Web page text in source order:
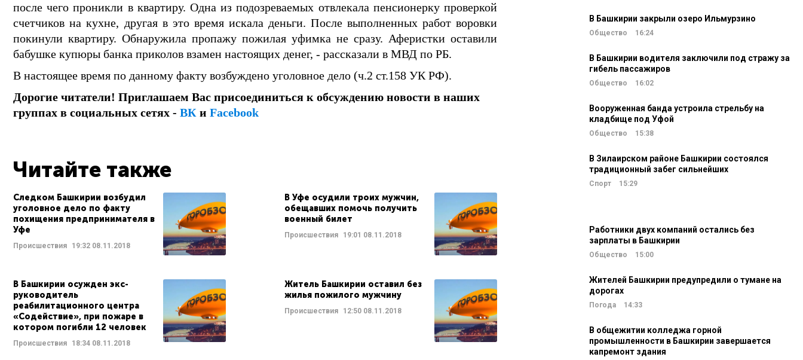
после чего проникли в квартиру. Одна из подозреваемых отвлекала пенсионерку проверкой
счетчиков на кухне, другая в это время искала деньги. После выполненных работ воровки
покинули квартиру. Обнаружила пропажу пожилая уфимка не сразу. Аферистки оставили
бабушке купюры банка приколов взамен настоящих денег, - рассказали в МВД по РБ.
В настоящее время по данному факту возбуждено уголовное дело (ч.2 ст.158 УК РФ).
Дорогие читатели! Приглашаем Вас присоединиться к обсуждению новости в наших
группах в социальных сетях - ВК и Facebook
Читайте также
Следком Башкирии возбудил
уголовное дело по факту
похищения предпринимателя в
Уфе
Происшествия 19:32 08.11.2018
В Уфе осудили троих мужчин,
обещавших помочь получить
военный билет
Происшествия 19:01 08.11.2018
В Башкирии осужден экс-
руководитель
реабилитационного центра
«Содействие», при пожаре в
котором погибли 12 человек
Происшествия 18:34 08.11.2018
Житель Башкирии оставил без
жилья пожилого мужчину
Происшествия 12:5008.11.2018
В Башкирии закрыли озеро Ильмурзино
Общество 16:24
В Башкирии водителя заключили под стражу за
гибель пассажиров
Общество 16:02
Вооруженная банда устроила стрельбу на
кладбище под Уфой
Общество 15:38
В Зилаирском районе Башкирии состоялся
традиционный забег сильнейших
Спорт 15:29
Работники двух компаний остались без
зарплаты в Башкирии
Общество 15:00
Жителей Башкирии предупредили о тумане на
дорогах
Погода 14:33
В общежитии колледжа горной
промышленности в Башкирии завершается
капремонт здания